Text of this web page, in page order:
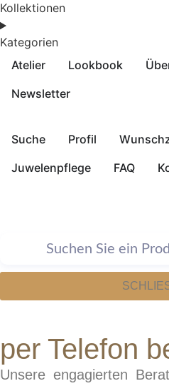
Kollektionen
Kategorien
Atelier
Lookbook
Newsletter
Suche Profil
Juwelenpflege
FAQ
per Telefon
Unsere engagierten